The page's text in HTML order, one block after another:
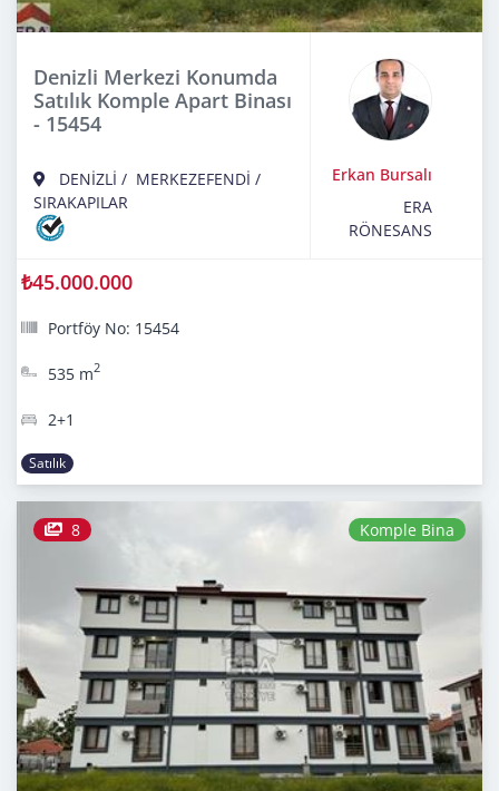
Denizli Merkezi Konumda
Satılık Komple Apart Binası
- 15454
DENİZLİ / MERKEZEFENDİ /
SIRAKAPILAR
Erkan Bursalı
ERA
RÖNESANS
₺45.000.000
Portföy No: 15454
535 m2
2+1
Satılık
8 Komple Bina